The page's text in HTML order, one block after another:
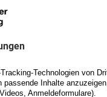
«Mein
benötigen Ihre